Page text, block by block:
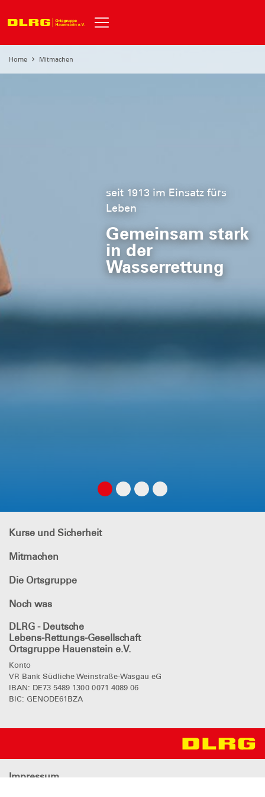
Home Mitmachen
seit 1913 im Einsatz fürs
Leben
Gemeinsam stark
in der
Wasserrettung
Kurse und Sicherheit
Mitmachen
Die Ortsgruppe
Noch was
DLRG - Deutsche
Lebens-Rettungs-Gesellschaft
Ortsgruppe Hauenstein e.V.
Konto
VR Bank Südliche Weinstraße-Wasgau eG
IBAN: DE73 5489 1300 0071 4089 06
BIC: GENODE61BZA
Impressum